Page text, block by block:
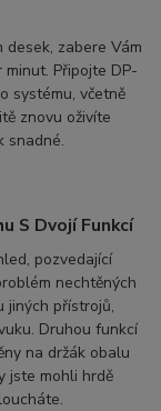
zabere Vám
Připojte DP-
systému, včetně
znovu oživíte
snadné.
S Dvojí Funkcí
pozvedající
nechtěných
jiných přístrojů,
Druhou funkcí
na držák obalu
jste mohli hrdě